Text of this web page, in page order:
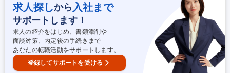
す！出張頻度は月に数回程、北陸・関東・関西が中心です。小売店でお客
様に手に取ってもらえる売り場の確保に向けて、法人顧客折衝、小売店舗
の仕入れ経験、高単価商品の接客経験など、様々な経験が活かせます。企
画に強い当社では営業職のあなたが拾い上げたお客様の声を基に、企画部
門と共に新たな製品を作ることも可能です！ 募集職種 福井市【法人営
業】リーディンググラス・サングラス等の販路拡大/土日祝休
求人探しから 入社まで
サポートします！
求人の紹介をはじめ、書類添削や
面談対策、内定後の手続きまで
あなたの転職活動をサポートします。
登録してサポートを受ける